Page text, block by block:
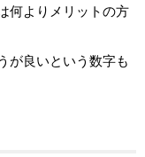
何よりメリットの方
が良いという数字も